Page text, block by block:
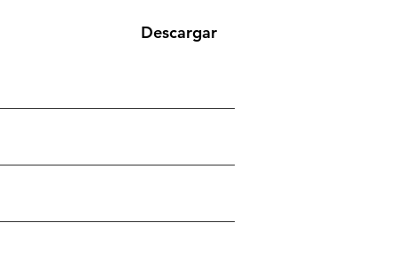
Descargar